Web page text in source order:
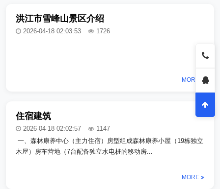
洪江市雪峰山景区介绍
2026-04-18 02:03:53 1726
MORE
住宿建筑
2026-04-18 02:02:57
1147
一、森林康养中心（主力住宿）‌房型组成‌森林康养小屋（19栋独立
木屋）‌房车营地（7台配备独立水电桩的移动房...
MORE